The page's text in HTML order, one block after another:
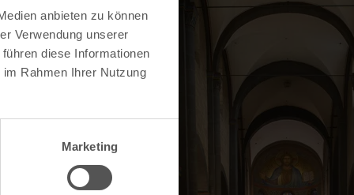
anbieten zu können
Verwendung unserer
diese Informationen
Rahmen Ihrer Nutzung
Marketing